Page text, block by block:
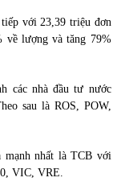
với 23,39 triệu đơn
về lượng và tăng 79%
các nhà đầu tư nước
sau là ROS, POW,
mạnh nhất là TCB với
VIC, VRE.